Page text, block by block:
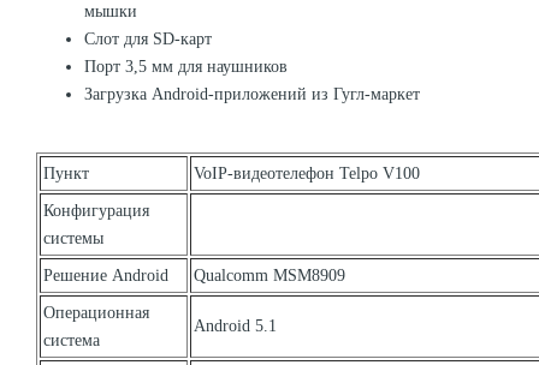
мышки
Слот для SD-карт
Порт 3,5 мм для наушников
Загрузка Android-приложений из Гугл-маркет
Пункт VoIP-видеотелефон Telpo V100
Конфигурация
системы
Решение Android Qualcomm MSM8909
Операционная
система
Android 5.1